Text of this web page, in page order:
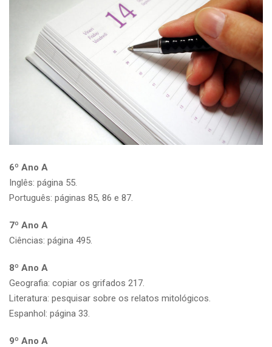
6º Ano A
Inglês: página 55.
Português: páginas 85, 86 e 87.
7º Ano A
Ciências: página 495.
8º Ano A
Geografia: copiar os grifados 217.
Literatura: pesquisar sobre os relatos mitológicos.
Espanhol: página 33.
9º Ano A